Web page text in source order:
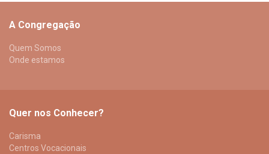
A Congregação
Quem Somos
Onde estamos
Quer nos Conhecer?
Carisma
Centros Vocacionais